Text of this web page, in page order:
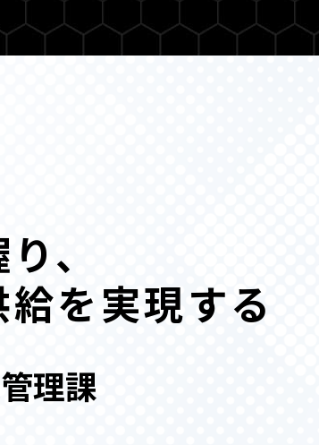
、
を実現する
理課